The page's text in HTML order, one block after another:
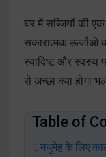
घर में सब्जियों की एक
सकारात्मक ऊर्जाओं
स्वादिष्ट और स्वस्थ
से अच्छा क्या होगा
Table of
मधुमेह के लिए